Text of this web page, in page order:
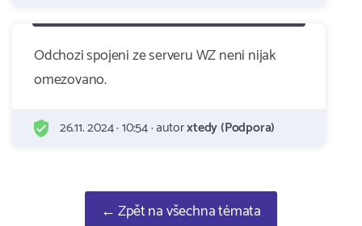
Odchozi spojeni ze serveru WZ neni nijak
omezovano.
26.11. 2024 · 10:54 · autorxtedy (Podpora)
← Zpět na všechna témata